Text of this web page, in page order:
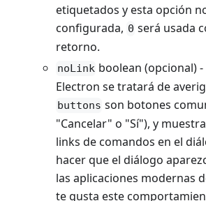
etiquetados y esta opción
configurada, 0 será usada
retorno.
noLink boolean (opcional)
Electron se tratará de
buttons son botones
"Cancelar" o "Sí"), y
links de comandos en el
hacer que el diálogo
las aplicaciones modernas
te gusta este